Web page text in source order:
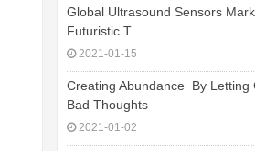
Global Ultrasound Sensors
Futuristic T
2021-01-15
Creating Abundance  By
Bad Thoughts
2021-01-02